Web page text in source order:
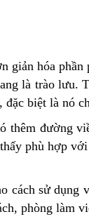
hóa
là trào lưu.
biệt là nó
thêm đường
phù hợp
sử
phòng làm